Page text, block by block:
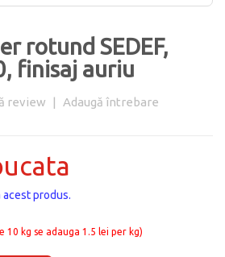
rotund SEDEF,
finisaj auriu
review | Adaugă întrebare
Lei /bucata
produs.
10 kg se adauga 1.5 lei per kg)